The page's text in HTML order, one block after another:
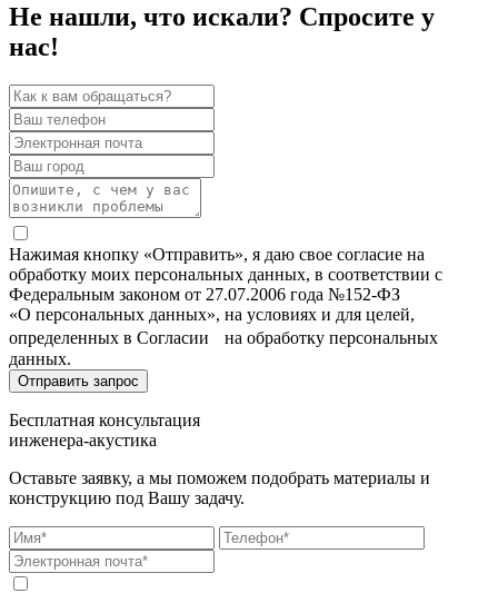
Не нашли, что искали? Спросите у
нас!
Нажимая кнопку «Отправить», я даю свое согласие на
обработку моих персональных данных, в соответствии с
Федеральным законом от 27.07.2006 года №152-ФЗ
«О персональных данных», на условиях и для целей,
определенных в Согласии на обработку персональных
данных.
Бесплатная консультация
инженера-акустика
Оставьте заявку, а мы поможем подобрать материалы и
конструкцию под Вашу задачу.